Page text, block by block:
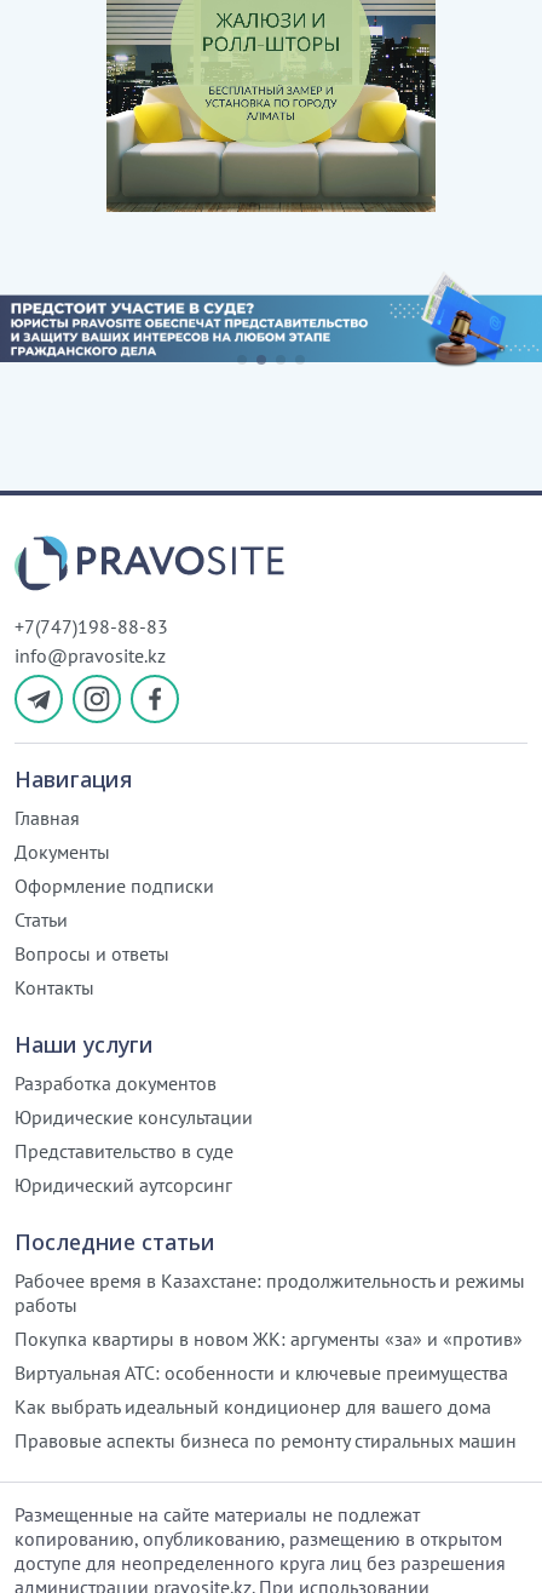
+7(747)198-88-83
info@pravosite.kz
Навигация
Главная
Документы
Оформление подписки
Статьи
Вопросы и ответы
Контакты
Наши услуги
Разработка документов
Юридические консультации
Представительство в суде
Юридический аутсорсинг
Последние статьи
Рабочее время в Казахстане: продолжительность и режимы
работы
Покупка квартиры в новом ЖК: аргументы «за» и «против»
Виртуальная АТС: особенности и ключевые преимущества
Как выбрать идеальный кондиционер для вашего дома
Правовые аспекты бизнеса по ремонту стиральных машин
Размещенные на сайте материалы не подлежат
копированию, опубликованию, размещению в открытом
доступе для неопределенного круга лиц без разрешения
администрации pravosite.kz. При использовании